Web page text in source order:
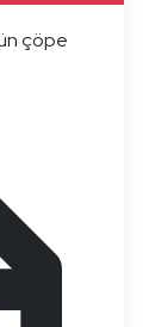
çöpe